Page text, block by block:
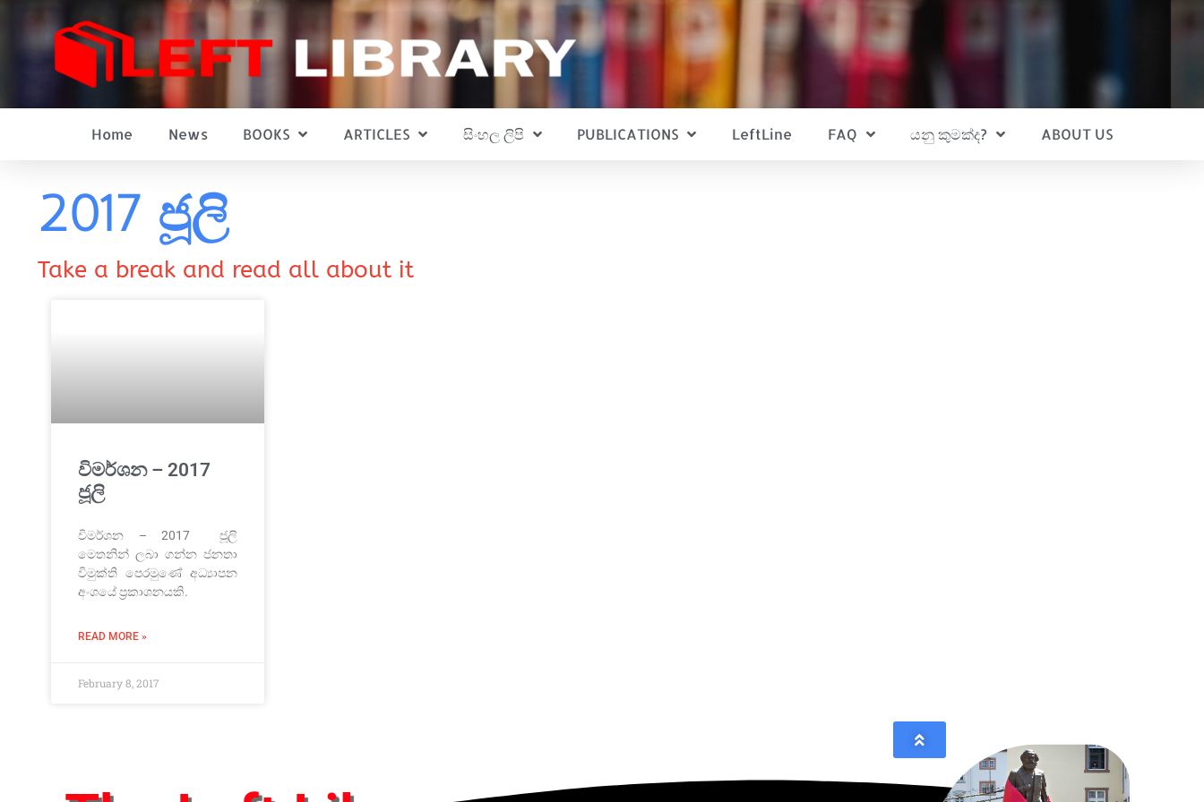
Home News BOOKS ARTICLES සිංහල ලිපි PUBLICATIONS LeftLine FAQ යනු කුමක්ද? ABOUT US
2017 ජූලි
Take a break and read all about it
විමර්ශන – 2017
ජූලි
විමර්ශන – 2017 ජූලි
මෙතනින් ලබා ගන්න ජනතා
විමුක්ති පෙරමුණේ අධ්‍යාපන
අංශයේ ප්‍රකාශනයකි.
READ MORE »
February 8, 2017